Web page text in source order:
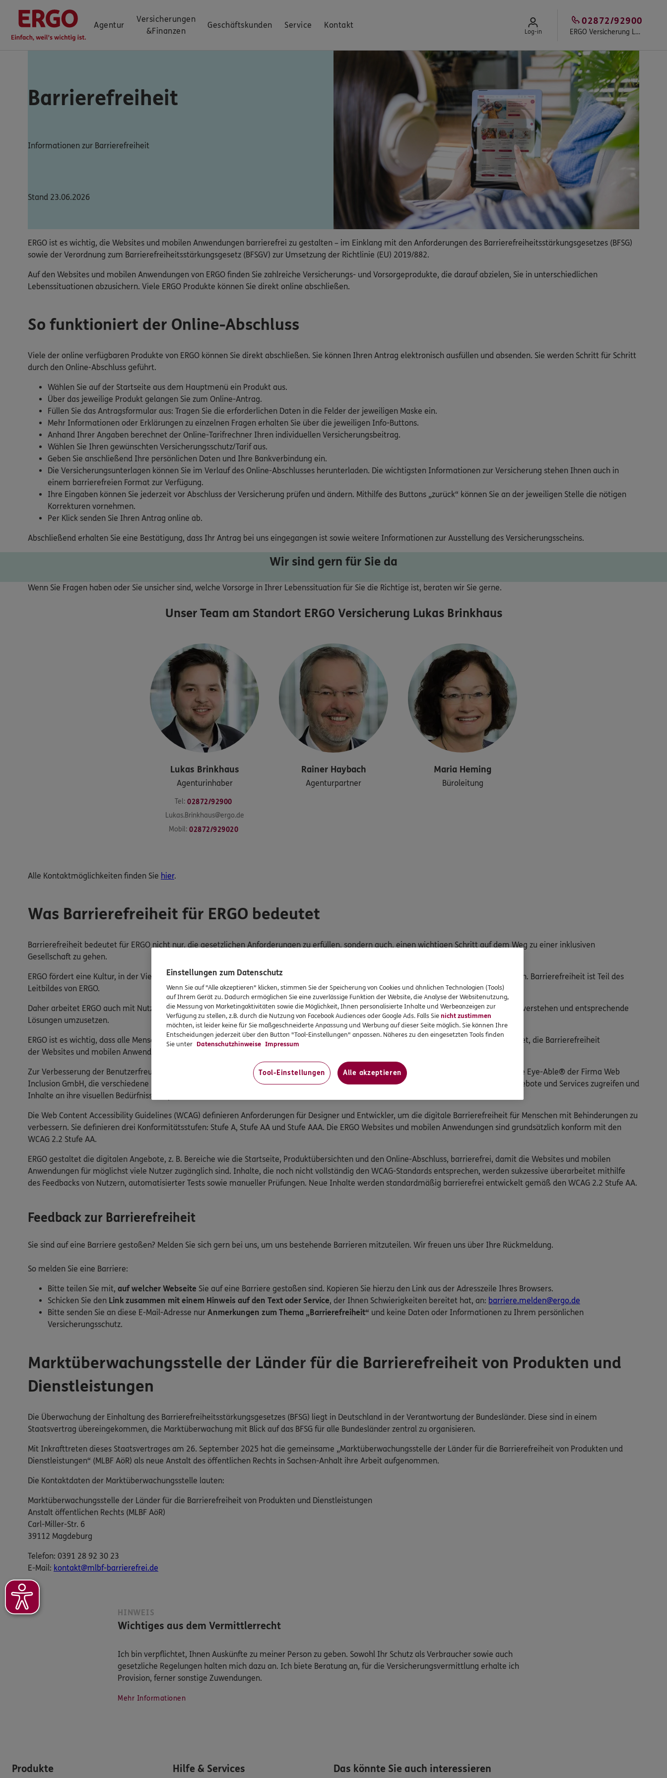
Agentur
Versicherungen
&Finanzen
Geschäftskunden Service Kontakt
Log-in ERGO Versicherung Lukas Brinkhaus
02872/92900
Barrierefreiheit
Informationen zur Barrierefreiheit
Stand 23.06.2026
ERGO ist es wichtig, die Websites und mobilen Anwendungen barrierefrei zu gestalten – im Einklang mit den Anforderungen des Barrierefreiheitsstärkungsgesetzes (BFSG)
sowie der Verordnung zum Barrierefreiheitsstärkungsgesetz (BFSGV) zur Umsetzung der Richtlinie (EU) 2019/882.
Auf den Websites und mobilen Anwendungen von ERGO finden Sie zahlreiche Versicherungs- und Vorsorgeprodukte, die darauf abzielen, Sie in unterschiedlichen
Lebenssituationen abzusichern. Viele ERGO Produkte können Sie direkt online abschließen.
So funktioniert der Online-Abschluss
Viele der online verfügbaren Produkte von ERGO können Sie direkt abschließen. Sie können Ihren Antrag elektronisch ausfüllen und absenden. Sie werden Schritt für Schritt
durch den Online-Abschluss geführt.
Wählen Sie auf der Startseite aus dem Hauptmenü ein Produkt aus.
Über das jeweilige Produkt gelangen Sie zum Online-Antrag.
Füllen Sie das Antragsformular aus: Tragen Sie die erforderlichen Daten in die Felder der jeweiligen Maske ein.
Mehr Informationen oder Erklärungen zu einzelnen Fragen erhalten Sie über die jeweiligen Info-Buttons.
Anhand Ihrer Angaben berechnet der Online-Tarifrechner Ihren individuellen Versicherungsbeitrag.
Wählen Sie Ihren gewünschten Versicherungsschutz/Tarif aus.
Geben Sie anschließend Ihre persönlichen Daten und Ihre Bankverbindung ein.
Die Versicherungsunterlagen können Sie im Verlauf des Online-Abschlusses herunterladen. Die wichtigsten Informationen zur Versicherung stehen Ihnen auch in
einem barrierefreien Format zur Verfügung.
Ihre Eingaben können Sie jederzeit vor Abschluss der Versicherung prüfen und ändern. Mithilfe des Buttons „zurück“ können Sie an der jeweiligen Stelle die nötigen
Korrekturen vornehmen.
Per Klick senden Sie Ihren Antrag online ab.
Abschließend erhalten Sie eine Bestätigung, dass Ihr Antrag bei uns eingegangen ist sowie weitere Informationen zur Ausstellung des Versicherungsscheins.
Wir sind gern für Sie da
Wenn Sie Fragen haben oder Sie unsicher sind, welche Vorsorge in Ihrer Lebenssituation für Sie die Richtige ist, beraten wir Sie gerne.
Unser Team am Standort ERGO Versicherung Lukas Brinkhaus
Lukas Brinkhaus
Agenturinhaber
Tel: 02872/92900
Lukas.Brinkhaus@ergo.de
Mobil: 02872/929020
Rainer Haybach
Agenturpartner
Maria Heming
Büroleitung
Alle Kontaktmöglichkeiten finden Sie hier.
Was Barrierefreiheit für ERGO bedeutet
Barrierefreiheit bedeutet für ERGO nicht nur, die gesetzlichen Anforderungen zu erfüllen, sondern auch, einen wichtigen Schritt auf dem Weg zu einer inklusiven
Gesellschaft zu gehen.
ERGO fördert eine Kultur, in der Vielfalt, Chancengerechtigkeit und Inklusion in die tägliche Arbeits- und Geschäftspraxis eingebettet werden. Barrierefreiheit ist Teil des
Leitbildes von ERGO.
Daher arbeitet ERGO auch mit Nutzern zusammen, die verschiedene Formen von Einschränkungen haben, um deren Bedürfnisse besser zu verstehen und entsprechende
Lösungen umzusetzen.
ERGO ist es wichtig, dass alle Menschen die digitalen Angebote und Services gut nutzen können. Deshalb wird kontinuierlich daran gearbeitet, die Barrierefreiheit
der Websites und mobilen Anwendungen zu verbessern.
Zur Verbesserung der Benutzerfreundlichkeit und Bedienbarkeit verwendet ERGO auf den Websites und mobilen Anwendungen die Software Eye-Able® der Firma Web
Inclusion GmbH, die verschiedene Barrierefreiheitsfunktionen umfasst. Mithilfe der Software können Nutzer einfacher auf die digitalen Angebote und Services zugreifen und
Inhalte an ihre visuellen Bedürfnisse anpassen.
Die Web Content Accessibility Guidelines (WCAG) definieren Anforderungen für Designer und Entwickler, um die digitale Barrierefreiheit für Menschen mit Behinderungen zu
verbessern. Sie definieren drei Konformitätsstufen: Stufe A, Stufe AA und Stufe AAA. Die ERGO Websites und mobilen Anwendungen sind grundsätzlich konform mit den
WCAG 2.2 Stufe AA.
ERGO gestaltet die digitalen Angebote, z. B. Bereiche wie die Startseite, Produktübersichten und den Online-Abschluss, barrierefrei, damit die Websites und mobilen
Anwendungen für möglichst viele Nutzer zugänglich sind. Inhalte, die noch nicht vollständig den WCAG-Standards entsprechen, werden sukzessive überarbeitet mithilfe
des Feedbacks von Nutzern, automatisierter Tests sowie manueller Prüfungen. Neue Inhalte werden standardmäßig barrierefrei entwickelt gemäß den WCAG 2.2 Stufe AA.
Feedback zur Barrierefreiheit
Sie sind auf eine Barriere gestoßen? Melden Sie sich gern bei uns, um uns bestehende Barrieren mitzuteilen. Wir freuen uns über Ihre Rückmeldung.
So melden Sie eine Barriere:
Bitte teilen Sie mit, auf welcher Webseite Sie auf eine Barriere gestoßen sind. Kopieren Sie hierzu den Link aus der Adresszeile Ihres Browsers.
Schicken Sie den Link zusammen mit einem Hinweis auf den Text oder Service, der Ihnen Schwierigkeiten bereitet hat, an: barriere.melden@ergo.de
Bitte senden Sie an diese E-Mail-Adresse nur Anmerkungen zum Thema „Barrierefreiheit“ und keine Daten oder Informationen zu Ihrem persönlichen
Versicherungsschutz.
Marktüberwachungsstelle der Länder für die Barrierefreiheit von Produkten und
Dienstleistungen
Die Überwachung der Einhaltung des Barrierefreiheitsstärkungsgesetzes (BFSG) liegt in Deutschland in der Verantwortung der Bundesländer. Diese sind in einem
Staatsvertrag übereingekommen, die Marktüberwachung mit Blick auf das BFSG für alle Bundesländer zentral zu organisieren.
Mit Inkrafttreten dieses Staatsvertrages am 26. September 2025 hat die gemeinsame „Marktüberwachungsstelle der Länder für die Barrierefreiheit von Produkten und
Dienstleistungen“ (MLBF AöR) als neue Anstalt des öffentlichen Rechts in Sachsen-Anhalt ihre Arbeit aufgenommen.
Die Kontaktdaten der Marktüberwachungsstelle lauten:
Marktüberwachungsstelle der Länder für die Barrierefreiheit von Produkten und Dienstleistungen
Anstalt öffentlichen Rechts (MLBF AöR)
Carl-Miller-Str. 6
39112 Magdeburg
Telefon: 0391 28 92 30 23
E-​Mail: kontakt@mlbf-barrierefrei.de
HINWEIS
Wichtiges aus dem Vermittlerrecht
Ich bin verpflichtet, Ihnen Auskünfte zu meiner Person zu geben. Sowohl Ihr Schutz als Verbraucher sowie auch
gesetzliche Regelungen halten mich dazu an. Ich biete Beratung an, für die Versicherungsvermittlung erhalte ich
Provision, ferner sonstige Zuwendungen.
Mehr Informationen
Produkte Hilfe & Services Das könnte Sie auch interessieren
Einstellungen zum Datenschutz
Wenn Sie auf "Alle akzeptieren" klicken, stimmen Sie der Speicherung von Cookies und ähnlichen Technologien (Tools)
auf Ihrem Gerät zu. Dadurch ermöglichen Sie eine zuverlässige Funktion der Website, die Analyse der Websitenutzung,
die Messung von Marketingaktivitäten sowie die Möglichkeit, Ihnen personalisierte Inhalte und Werbeanzeigen zur
Verfügung zu stellen, z.B. durch die Nutzung von Facebook Audiences oder Google Ads. Falls Sienicht zustimmen
möchten, ist leider keine für Sie maßgeschneiderte Anpassung und Werbung auf dieser Seite möglich. Sie können Ihre
Entscheidungen jederzeit über den Button "Tool-Einstellungen" anpassen. Näheres zu den eingesetzten Tools finden
Sie unter Datenschutzhinweise Impressum
Tool-Einstellungen Alle akzeptieren